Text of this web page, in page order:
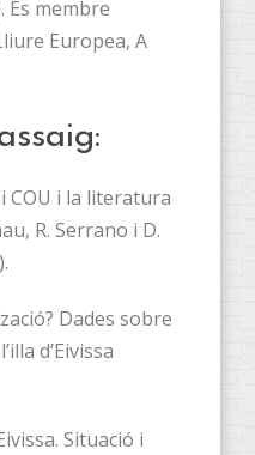
És membre
Europea, A
COU i la literatura
R. Serrano i D.
Dades sobre
d’Eivissa
Situació i